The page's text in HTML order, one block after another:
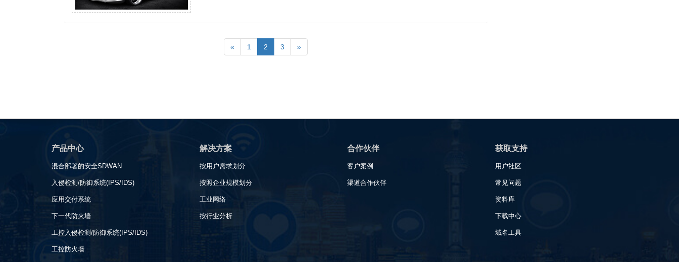
« 1 2 3 »
产品中心
混合部署的安全SDWAN
入侵检测/防御系统(IPS/IDS)
应用交付系统
下一代防火墙
工控入侵检测/防御系统(IPS/IDS)
工控防火墙
解决方案
按用户需求划分
按照企业规模划分
工业网络
按行业分析
合作伙伴
客户案例
渠道合作伙伴
获取支持
用户社区
常见问题
资料库
下载中心
域名工具